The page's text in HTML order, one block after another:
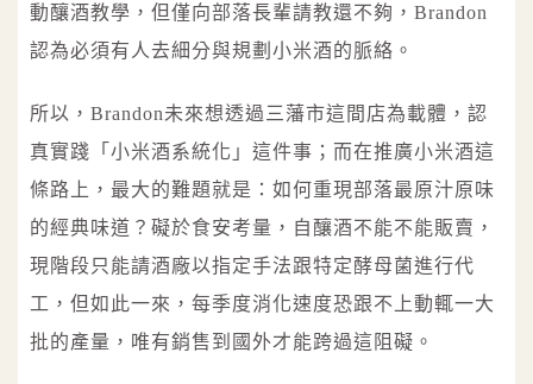
動釀酒教學，但僅向部落長輩請教還不夠，Brandon
認為必須有人去細分與規劃小米酒的脈絡。
所以，Brandon未來想透過三藩市這間店為載體，認
真實踐「小米酒系統化」這件事；而在推廣小米酒這
條路上，最大的難題就是：如何重現部落最原汁原味
的經典味道？礙於食安考量，自釀酒不能不能販賣，
現階段只能請酒廠以指定手法跟特定酵母菌進行代
工，但如此一來，每季度消化速度恐跟不上動輒一大
批的產量，唯有銷售到國外才能跨過這阻礙。